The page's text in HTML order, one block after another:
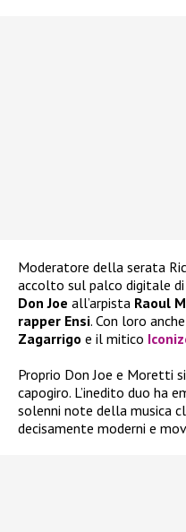
Moderatore della serata
accolto sul palco digitale di
Don Joe all’arpista Raoul
rapper Ensi. Con loro
Zagarrigo e il mitico
Proprio Don Joe e Moretti
capogiro. L’inedito duo ha
solenni note della musica
decisamente moderni e